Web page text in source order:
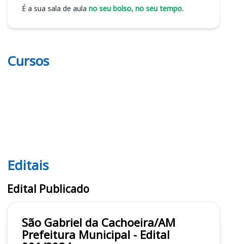
É a sua sala de aula no seu bolso, no seu tempo.
Cursos
Editais
Editais
Edital Publicado
São Gabriel da Cachoeira/AM
Prefeitura Municipal - Edital